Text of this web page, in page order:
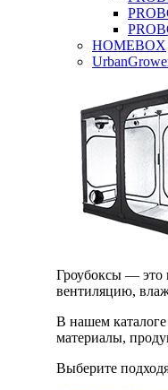
HOMEBOX
Гроубоксы — это
вентиляцию,
В нашем
материалы,
Выберите